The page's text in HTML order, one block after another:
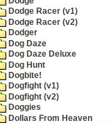
Dodge Racer (v1)
Dodge Racer (v2)
Dodger
Dog Daze
Dog Daze Deluxe
Dog Hunt
Dogbite!
Dogfight (v1)
Dogfight (v2)
Doggies
Dollars From Heaven